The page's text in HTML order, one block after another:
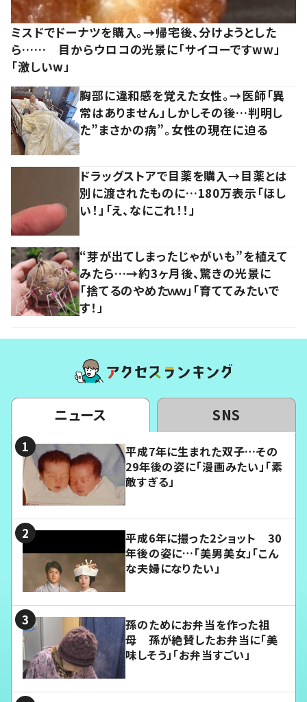
ミスドでドーナツを購入。→帰宅後、分けようとした
ら…… 目からウロコの光景に「サイコーですww」
「激しいw」
胸部に違和感を覚えた女性。→医師「異
常はありません」しかしその後…判明し
た”まさかの病”。女性の現在に迫る
ドラッグストアで目薬を購入→目薬とは
別に渡されたものに…180万表示「ほし
い！」「え、なにこれ！！」
“芽が出てしまったじゃがいも”を植えて
みたら…→約3ヶ月後、驚きの光景に
「捨てるのやめたｗｗ」「育ててみたいで
す！」
ニュース SNS
平成7年に生まれた双子…その
29年後の姿に「漫画みたい」「素
敵すぎる」
平成6年に撮った2ショット 30
年後の姿に…「美男美女」「こん
な夫婦になりたい」
孫のためにお弁当を作った祖
母 孫が絶賛したお弁当に「美
味しそう」「お弁当すごい」